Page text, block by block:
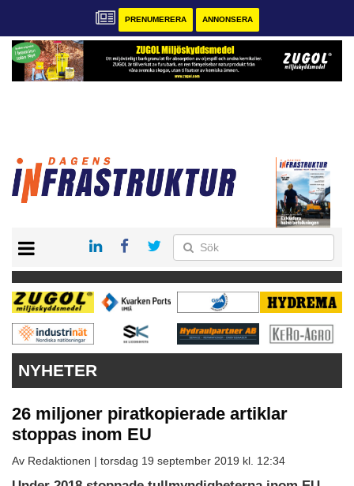
PRENUMERERA ANNONSERA
KONTAKT
VÅRA ANDRA MAGASIN
PRENUMERERA
ANNONSERA
NYHETER
26 miljoner piratkopierade artiklar
stoppas inom EU
Av Redaktionen | torsdag 19 september 2019 kl. 12:34